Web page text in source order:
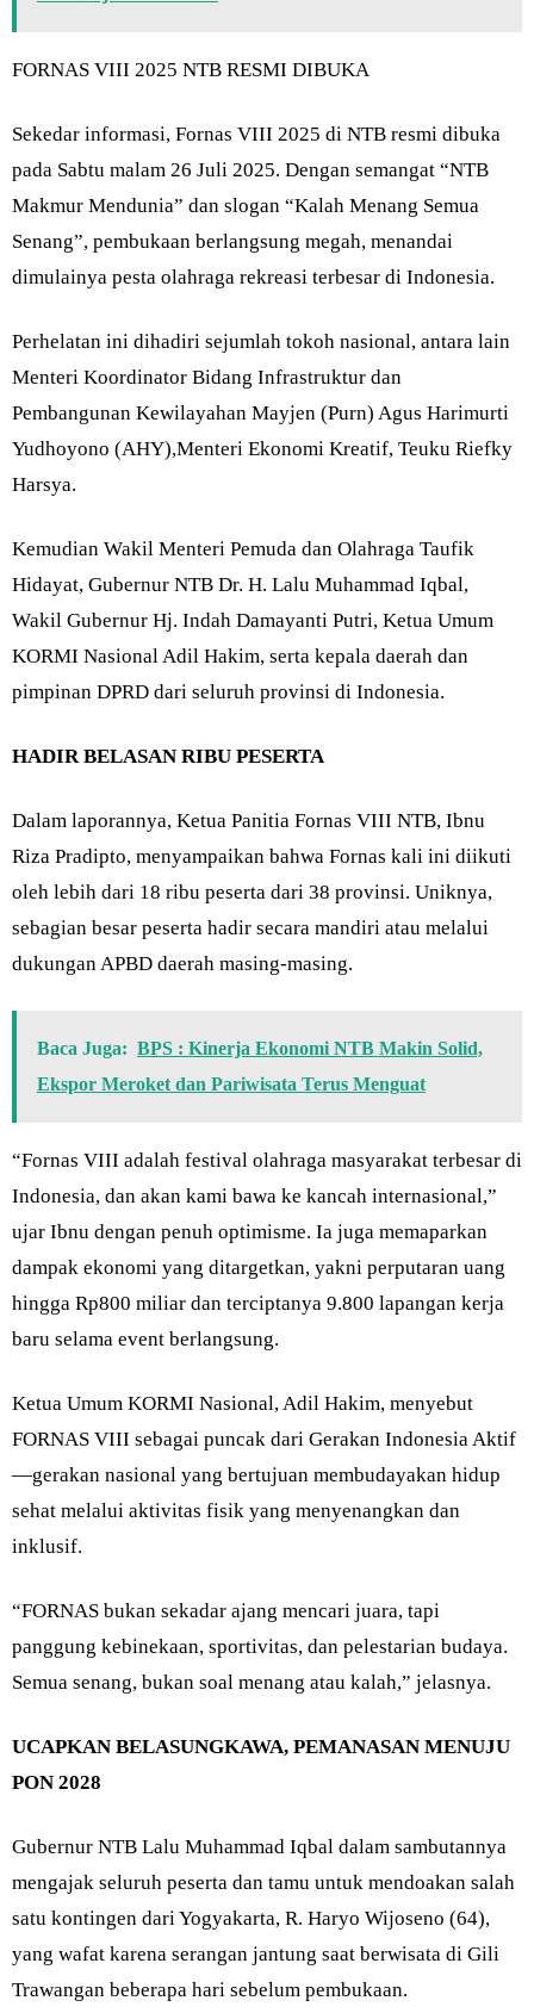
FORNAS VIII 2025 NTB RESMI DIBUKA
Sekedar informasi, Fornas VIII 2025 di NTB resmi dibuka
pada Sabtu malam 26 Juli 2025. Dengan semangat “NTB
Makmur Mendunia” dan slogan “Kalah Menang Semua
Senang”, pembukaan berlangsung megah, menandai
dimulainya pesta olahraga rekreasi terbesar di Indonesia.
Perhelatan ini dihadiri sejumlah tokoh nasional, antara lain
Menteri Koordinator Bidang Infrastruktur dan
Pembangunan Kewilayahan Mayjen (Purn) Agus Harimurti
Yudhoyono (AHY),Menteri Ekonomi Kreatif, Teuku Riefky
Harsya.
Kemudian Wakil Menteri Pemuda dan Olahraga Taufik
Hidayat, Gubernur NTB Dr. H. Lalu Muhammad Iqbal,
Wakil Gubernur Hj. Indah Damayanti Putri, Ketua Umum
KORMI Nasional Adil Hakim, serta kepala daerah dan
pimpinan DPRD dari seluruh provinsi di Indonesia.
HADIR BELASAN RIBU PESERTA
Dalam laporannya, Ketua Panitia Fornas VIII NTB, Ibnu
Riza Pradipto, menyampaikan bahwa Fornas kali ini diikuti
oleh lebih dari 18 ribu peserta dari 38 provinsi. Uniknya,
sebagian besar peserta hadir secara mandiri atau melalui
dukungan APBD daerah masing-masing.
Baca Juga: BPS : Kinerja Ekonomi NTB Makin Solid,
Ekspor Meroket dan Pariwisata Terus Menguat
“Fornas VIII adalah festival olahraga masyarakat terbesar di
Indonesia, dan akan kami bawa ke kancah internasional,”
ujar Ibnu dengan penuh optimisme. Ia juga memaparkan
dampak ekonomi yang ditargetkan, yakni perputaran uang
hingga Rp800 miliar dan terciptanya 9.800 lapangan kerja
baru selama event berlangsung.
Ketua Umum KORMI Nasional, Adil Hakim, menyebut
FORNAS VIII sebagai puncak dari Gerakan Indonesia Aktif
—gerakan nasional yang bertujuan membudayakan hidup
sehat melalui aktivitas fisik yang menyenangkan dan
inklusif.
“FORNAS bukan sekadar ajang mencari juara, tapi
panggung kebinekaan, sportivitas, dan pelestarian budaya.
Semua senang, bukan soal menang atau kalah,” jelasnya.
UCAPKAN BELASUNGKAWA, PEMANASAN MENUJU
PON 2028
Gubernur NTB Lalu Muhammad Iqbal dalam sambutannya
mengajak seluruh peserta dan tamu untuk mendoakan salah
satu kontingen dari Yogyakarta, R. Haryo Wijoseno (64),
yang wafat karena serangan jantung saat berwisata di Gili
Trawangan beberapa hari sebelum pembukaan.